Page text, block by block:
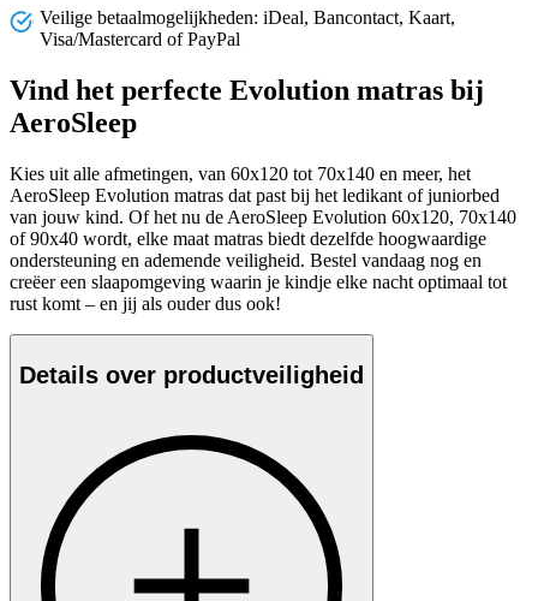
Veilige betaalmogelijkheden: iDeal, Bancontact, Kaart,
Visa/Mastercard of PayPal
Vind het perfecte Evolution matras bij
AeroSleep
Kies uit alle afmetingen, van 60x120 tot 70x140 en meer, het
AeroSleep Evolution matras dat past bij het ledikant of juniorbed
van jouw kind. Of het nu de AeroSleep Evolution 60x120, 70x140
of 90x40 wordt, elke maat matras biedt dezelfde hoogwaardige
ondersteuning en ademende veiligheid. Bestel vandaag nog en
creëer een slaapomgeving waarin je kindje elke nacht optimaal tot
rust komt – en jij als ouder dus ook!
Details over productveiligheid